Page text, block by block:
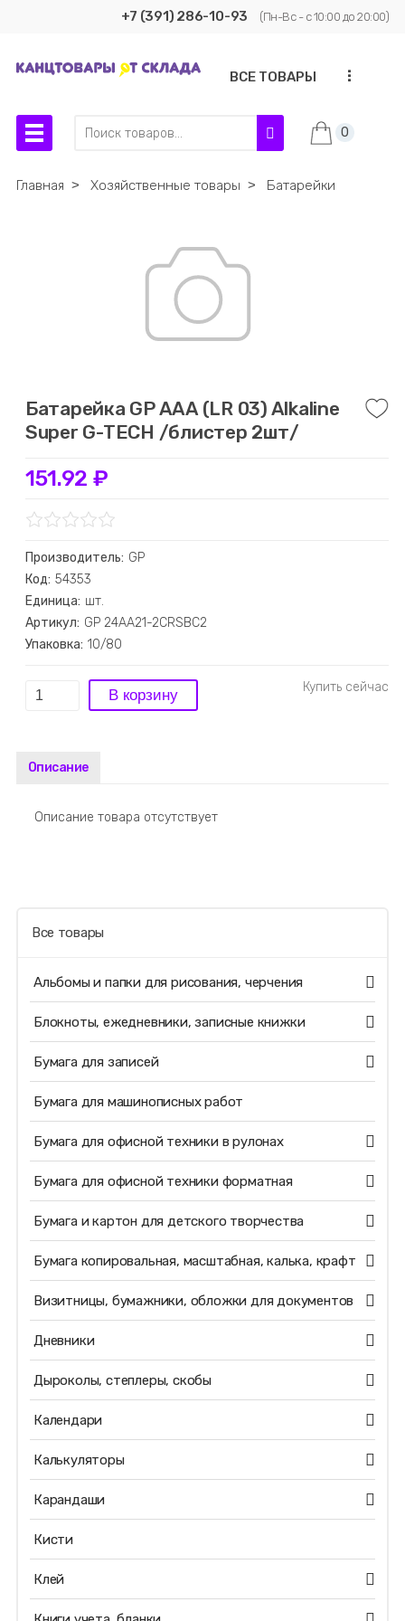
+7 (391) 286-10-93 (Пн-Вс - с 10:00 до 20:00)
ВСЕ ТОВАРЫ ...
0
Главная ˃ Хозяйственные товары ˃ Батарейки
Батарейка GP AAA (LR 03) Alkaline
Super G-TECH /блистер 2шт/
151.92 ₽
Производитель: GP
Код: 54353
Единица: шт.
Артикул: GP 24AA21-2CRSBC2
Упаковка: 10/80
Описание
Описание товара отсутствует
Все товары
Альбомы и папки для рисования, черчения
Блокноты, ежедневники, записные книжки
Бумага для записей
Бумага для машинописных работ
Бумага для офисной техники в рулонах
Бумага для офисной техники форматная
Бумага и картон для детского творчества
Бумага копировальная, масштабная, калька, крафт
Визитницы, бумажники, обложки для документов
Дневники
Дыроколы, степлеры, скобы
Календари
Калькуляторы
Карандаши
Кисти
Клей